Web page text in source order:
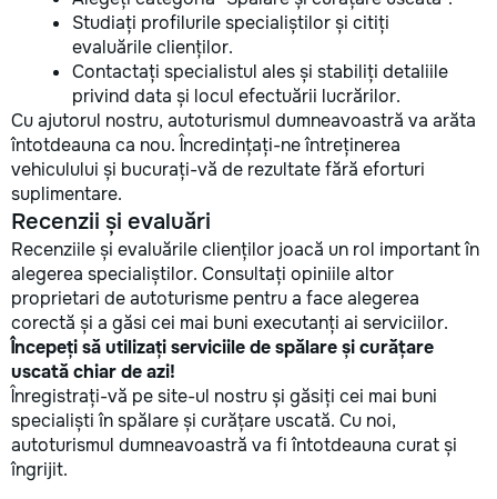
Studiați profilurile specialiștilor și citiți
evaluările clienților.
Contactați specialistul ales și stabiliți detaliile
privind data și locul efectuării lucrărilor.
Cu ajutorul nostru, autoturismul dumneavoastră va arăta
întotdeauna ca nou. Încredințați-ne întreținerea
vehiculului și bucurați-vă de rezultate fără eforturi
suplimentare.
Recenzii și evaluări
Recenziile și evaluările clienților joacă un rol important în
alegerea specialiștilor. Consultați opiniile altor
proprietari de autoturisme pentru a face alegerea
corectă și a găsi cei mai buni executanți ai serviciilor.
Începeți să utilizați serviciile de spălare și curățare
uscată chiar de azi!
Înregistrați-vă pe site-ul nostru și găsiți cei mai buni
specialiști în spălare și curățare uscată. Cu noi,
autoturismul dumneavoastră va fi întotdeauna curat și
îngrijit.